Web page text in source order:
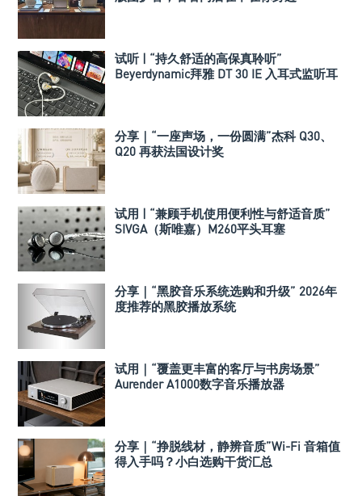
试听 | “持久舒适的高保真聆听”
Beyerdynamic拜雅 DT 30 IE 入耳式监听耳
分享｜“一座声场，一份圆满”杰科 Q30、
Q20 再获法国设计奖
试用 | “兼顾手机使用便利性与舒适音质”
SIVGA（斯唯嘉）M260平头耳塞
分享｜“黑胶音乐系统选购和升级” 2026年
度推荐的黑胶播放系统
试用｜“覆盖更丰富的客厅与书房场景”
Aurender A1000数字音乐播放器
分享｜“挣脱线材，静辨音质”Wi-Fi 音箱值
得入手吗？小白选购干货汇总